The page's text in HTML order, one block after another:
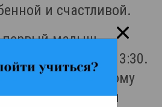
и счастливой.
малыш,
родился в 3:30.
своему маленькому
расти